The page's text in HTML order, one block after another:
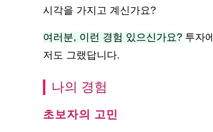
시각을 가지고 계신가요?
여러분, 이런 경험 있으신가요? 투자
저도 그랬답니다.
나의 경험
초보자의 고민